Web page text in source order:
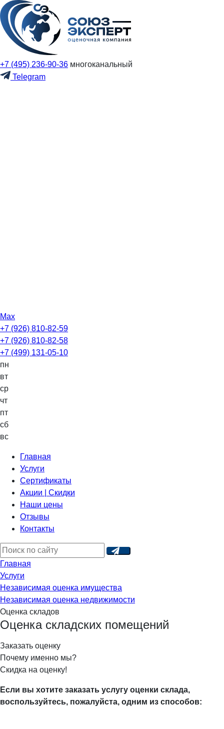
+7 (495) 236-90-36 многоканальный
Telegram
Max
+7 (926) 810-82-59
+7 (926) 810-82-58
+7 (499) 131-05-10
пн
вт
ср
чт
пт
сб
вс
Главная
Услуги
Сертификаты
Акции | Скидки
Наши цены
Отзывы
Контакты
Главная
Услуги
Независимая оценка имущества
Независимая оценка недвижимости
Оценка складов
Оценка складских помещений
Заказать оценку
Почему именно мы?
Скидка на оценку!
Если вы хотите заказать услугу оценки склада,
воспользуйтесь, пожалуйста, одним из способов: